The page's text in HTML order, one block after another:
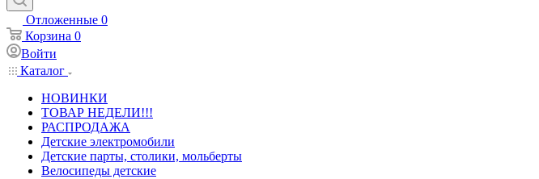
Отложенные 0
Корзина 0
Войти
Каталог
НОВИНКИ
ТОВАР НЕДЕЛИ!!!
РАСПРОДАЖА
Детские электромобили
Детские парты, столики, мольберты
Велосипеды детские